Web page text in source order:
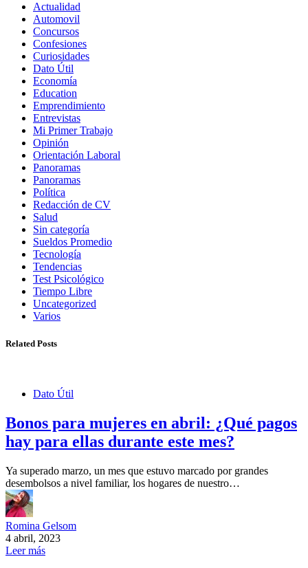
Actualidad
Automovil
Concursos
Confesiones
Curiosidades
Dato Útil
Economía
Education
Emprendimiento
Entrevistas
Mi Primer Trabajo
Opinión
Orientación Laboral
Panoramas
Panoramas
Política
Redacción de CV
Salud
Sin categoría
Sueldos Promedio
Tecnología
Tendencias
Test Psicológico
Tiempo Libre
Uncategorized
Varios
Related Posts
Dato Útil
Bonos para mujeres en abril: ¿Qué pagos
hay para ellas durante este mes?
Ya superado marzo, un mes que estuvo marcado por grandes
desembolsos a nivel familiar, los hogares de nuestro…
Romina Gelsom
4 abril, 2023
Leer más